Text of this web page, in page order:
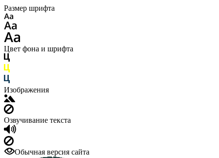
Размер шрифта
Цвет фона и шрифта
Изображения
Озвучивание текста
Обычная версия сайта